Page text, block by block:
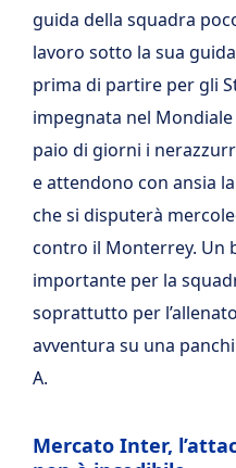
guida della squadra
lavoro sotto la sua
prima di partire per gli
impegnata nel
paio di giorni i
e attendono con ansia
che si disputerà
contro il Monterrey. Un
importante per la
soprattutto per
avventura su una
A.
Mercato Inter,